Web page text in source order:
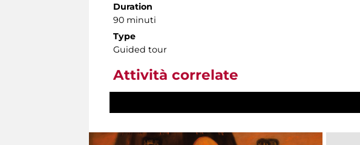
Duration
90 minuti
Type
Guided tour
Attività correlate